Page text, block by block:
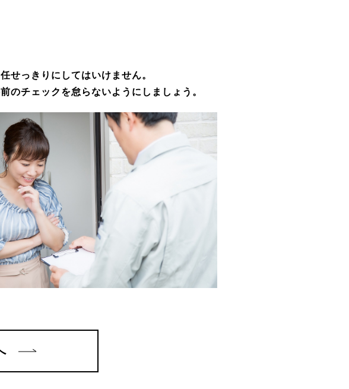
せっきりにしてはいけません。
のチェックを怠らないようにしましょう。